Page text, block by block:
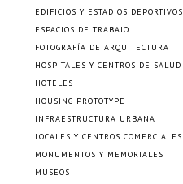
EDIFICIOS Y ESTADIOS DEPORTIVOS
ESPACIOS DE TRABAJO
FOTOGRAFÍA DE ARQUITECTURA
HOSPITALES Y CENTROS DE SALUD
HOTELES
HOUSING PROTOTYPE
INFRAESTRUCTURA URBANA
LOCALES Y CENTROS COMERCIALES
MONUMENTOS Y MEMORIALES
MUSEOS